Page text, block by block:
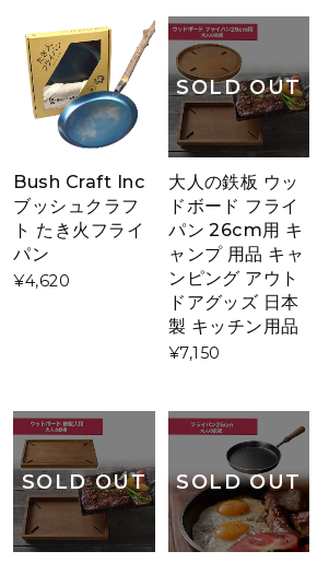
Bush Craft Inc
ブッシュクラフ
ト たき火フライ
パン
¥4,620
SOLD OUT
大人の鉄板 ウッ
ドボード フライ
パン 26cm用 キ
ャンプ 用品 キャ
ンピング アウト
ドアグッズ 日本
製 キッチン用品
¥7,150
SOLD OUT SOLD OUT